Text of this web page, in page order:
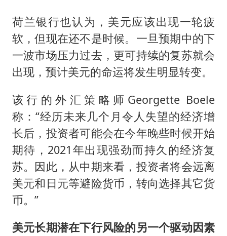
荷兰银行也认为，美元应该出现一轮疲
软，但现在还不是时候。一旦预期中的下
一波市场压力过去，更可持续的复苏就会
出现，预计美元的命运将发生明显转变。
该行的外汇策略师Georgette Boele
称：“经历未来几个月令人失望的经济增
长后，投资者可能会在今年晚些时候开始
期待，2021年出现强劲而持久的经济复
苏。因此，从中期来看，投资者将会远离
美元和日元等避险货币，转向选择其它货
币。”
美元长期潜在下行风险的另一个驱动因素